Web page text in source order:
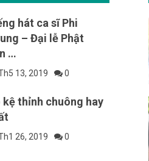
hát ca sĩ Phi
– Đại lễ Phật
…
13, 2019 0
kệ thỉnh chuông hay
26, 2019 0